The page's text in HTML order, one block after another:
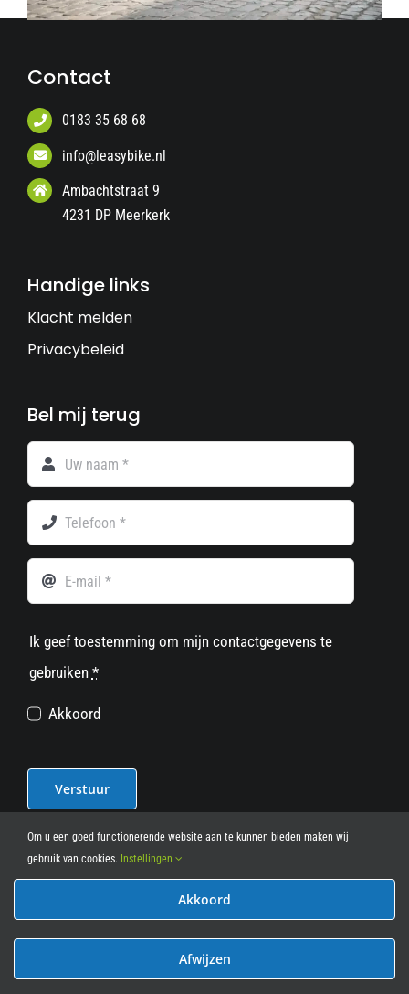
Contact
0183 35 68 68
info@leasybike.nl
Ambachtstraat 9
4231 DP Meerkerk
Handige links
Klacht melden
Privacybeleid
Bel mij terug
Ik geef toestemming om mijn contactgegevens te
gebruiken *
Akkoord
Verstuur
© 2012 - 2026• Leasy Bike • All Rights Reserved • powered
Om u een goed functionerende website aan te kunnen bieden maken wij
gebruik van cookies. Instellingen
Akkoord
Afwijzen